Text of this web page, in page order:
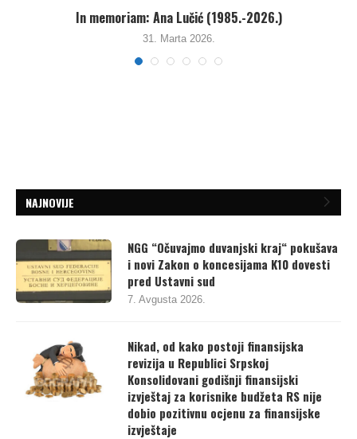
Besana noć za Kakanjce – Kritike za Agenciju...
26. Januara 2026.
NAJNOVIJE
NGG “Očuvajmo duvanjski kraj“ pokušava
i novi Zakon o koncesijama K10 dovesti
pred Ustavni sud
7. Avgusta 2026.
Nikad, od kako postoji finansijska
revizija u Republici Srpskoj
Konsolidovani godišnji finansijski
izvještaj za korisnike budžeta RS nije
dobio pozitivnu ocjenu za finansijske
izvještaje